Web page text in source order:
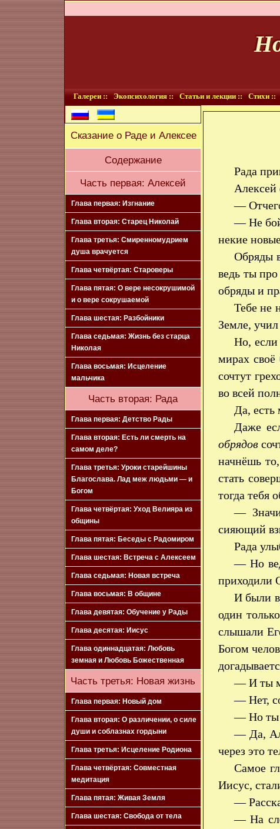
Галереи :: Экопсихология :: Статьи и лекции :: Стихи ::
Сказание о Раде и Алексее
Содержание
Часть первая: Алексей
Глава первая: Изгнание
Глава вторая: Старец Николай
Глава третья: Смиренномудрием
душа врачуется
Глава четвёртая: Староверы
Глава пятая: О вере несокрушимой
и о вере сокрушаемой
Глава шестая: Разбойники
Глава седьмая: Жизнь без старца
Николая
Глава восьмая: Исцеление
мальчика
Часть вторая: Рада
Глава первая: Детство Рады
Глава вторая: Есть ли смерть на
самом деле?
Глава третья: Уроки старейшины
Благослава. Лад меж людьми — и
Богом
Глава четвёртая: Уход Велияра из
общины
Глава пятая: Беседы с Радомиром
Глава шестая: Встреча с Алексеем
Глава седьмая: Новая встреча
Глава восьмая: В общине
Глава девятая: Обучение у Рады
Глава десятая: Иисус
Глава одиннадцатая: Любовь
земная и Любовь Божественная
Часть третья: Новая жизнь
Глава первая: Новый дом
Глава вторая: О различении, о силе
души и соблазнах гордыни
Глава третья: Исцеление Родиона
Глава четвёртая: Совместная
медитация
Глава пятая: Живая Земля
Глава шестая: Свобода от тела
Рада
Алексей
—
— Не
некие
Обряды
ведь ты
обряды и
Тебе не
Земле,
Но, если
мирах своё
сочтут
во всей
Да, есть
Даже
обрядов
начнёшь
стать
тогда тебя
—
сияющий
Рада
— Но
приходили
И были
один
слышали
Богом
— И ты
— Нет,
— Но ты
— Да,
через это
Самое
Иисус,
—
— На